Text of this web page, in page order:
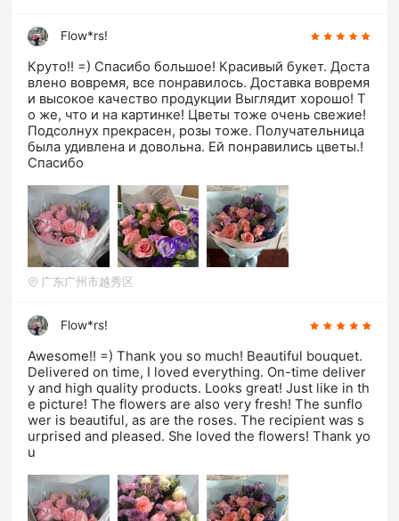
Flow*rs!
Круто!! =) Спасибо большое! Красивый букет. Доста
влено вовремя, все понравилось. Доставка вовремя
и высокое качество продукции Выглядит хорошо! Т
о же, что и на картинке! Цветы тоже очень свежие!
Подсолнух прекрасен, розы тоже. Получательница
была удивлена ​​и довольна. Ей понравились цветы.!
Спасибо
广东广州市越秀区
Flow*rs!
Awesome!! =) Thank you so much! Beautiful bouquet.
Delivered on time, I loved everything. On-time deliver
y and high quality products. Looks great! Just like in th
e picture! The flowers are also very fresh! The sunflo
wer is beautiful, as are the roses. The recipient was s
urprised and pleased. She loved the flowers! Thank yo
u